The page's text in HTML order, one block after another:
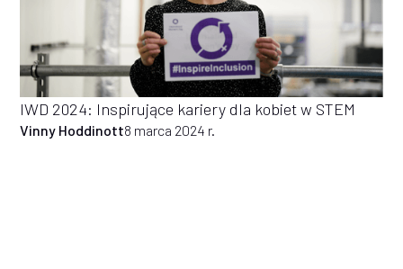
IWD 2024: Inspirujące kariery dla kobiet w STEM
Vinny Hoddinott8 marca 2024 r.